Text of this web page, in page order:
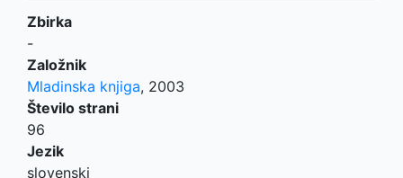
Zbirka
-
Založnik
Mladinska knjiga, 2003
Število strani
96
Jezik
slovenski